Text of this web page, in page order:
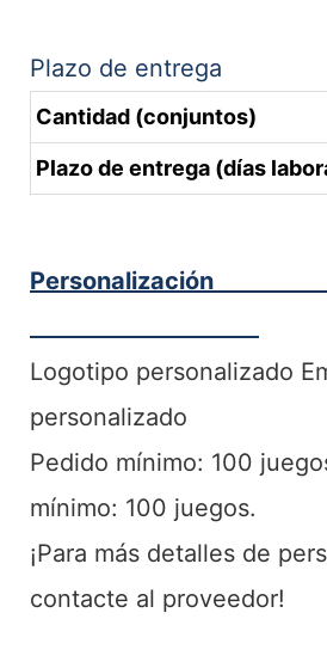
Plazo de entrega
Cantidad (conjuntos)
Plazo de entrega (días
Personalización
Logotipo personalizado
personalizado
Pedido mínimo: 100
mínimo: 100 juegos.
¡Para más detalles de
contacte al proveedor!